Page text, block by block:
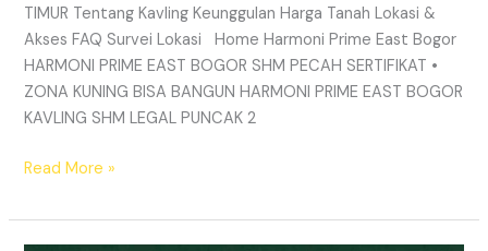
TIMUR Tentang Kavling Keunggulan Harga Tanah Lokasi &
Akses FAQ Survei Lokasi Home Harmoni Prime East Bogor
HARMONI PRIME EAST BOGOR SHM PECAH SERTIFIKAT •
ZONA KUNING BISA BANGUN HARMONI PRIME EAST BOGOR
KAVLING SHM LEGAL PUNCAK 2
Read More »